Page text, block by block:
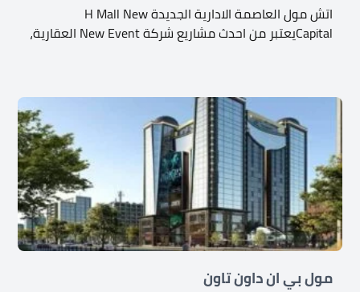
اتش مول العاصمة الادارية الجديدة H Mall New
Capitalيعتبر من احدث مشاريع شركة New Event العقارية،
مول بي ان داون تاون